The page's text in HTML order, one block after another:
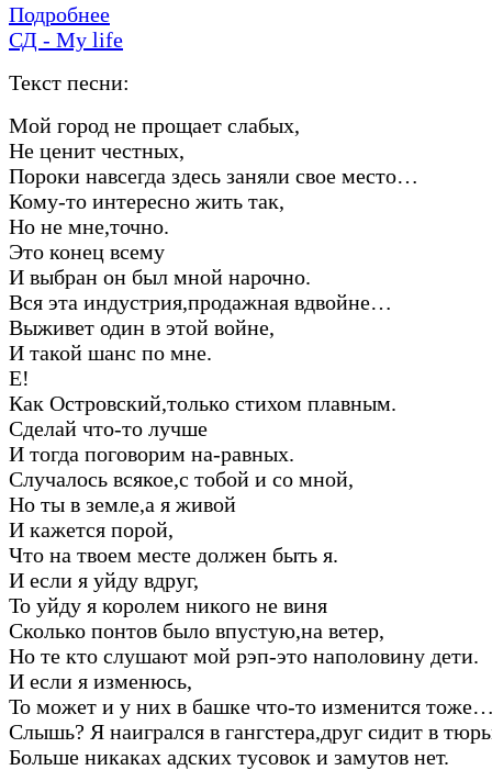
Подробнее
СД - My life
Текст песни:
Мой город не прощает слабых,
Не ценит честных,
Пороки навсегда здесь заняли свое место…
Кому-то интересно жить так,
Но не мне,точно.
Это конец всему
И выбран он был мной нарочно.
Вся эта индустрия,продажная вдвойне…
Выживет один в этой войне,
И такой шанс по мне.
Е!
Как Островский,только стихом плавным.
Сделай что-то лучше
И тогда поговорим на-равных.
Случалось всякое,с тобой и со мной,
Но ты в земле,а я живой
И кажется порой,
Что на твоем месте должен быть я.
И если я уйду вдруг,
То уйду я королем никого не виня
Сколько понтов было впустую,на ветер,
Но те кто слушают мой рэп-это наполовину дети.
И если я изменюсь,
То может и у них в башке что-то изменится
Слышь? Я наигрался в гангстера,друг сидит в
Больше никаках адских тусовок и замутов нет.